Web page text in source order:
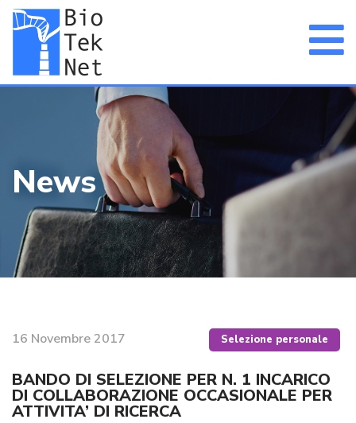
News
16 Novembre 2017 Selezione personale
BANDO DI SELEZIONE PER N. 1 INCARICO
DI COLLABORAZIONE OCCASIONALE PER
ATTIVITA’ DI RICERCA